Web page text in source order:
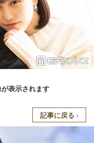
表示されます
記事に戻る